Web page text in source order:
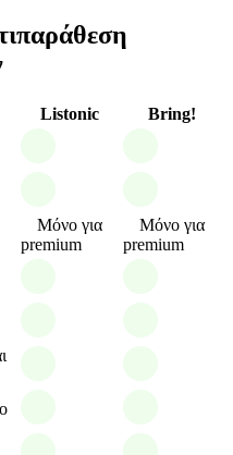
Listonic
Bring!
Μόνο για
premium
Μόνο για
premium